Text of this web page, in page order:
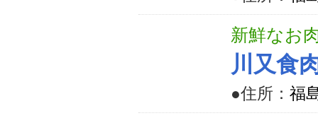
新鮮なお
川又食
●住所： 福